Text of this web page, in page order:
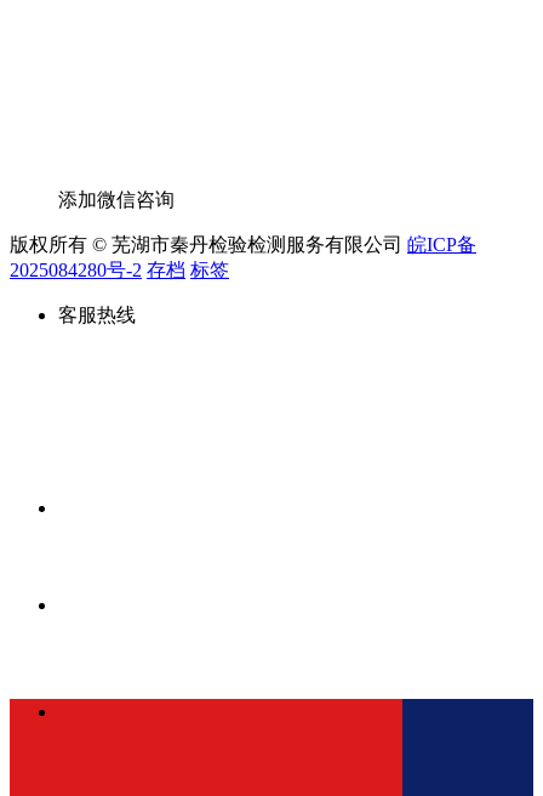
添加微信咨询
版权所有 © 芜湖市秦丹检验检测服务有限公司 皖ICP备
2025084280号-2 存档 标签
客服热线